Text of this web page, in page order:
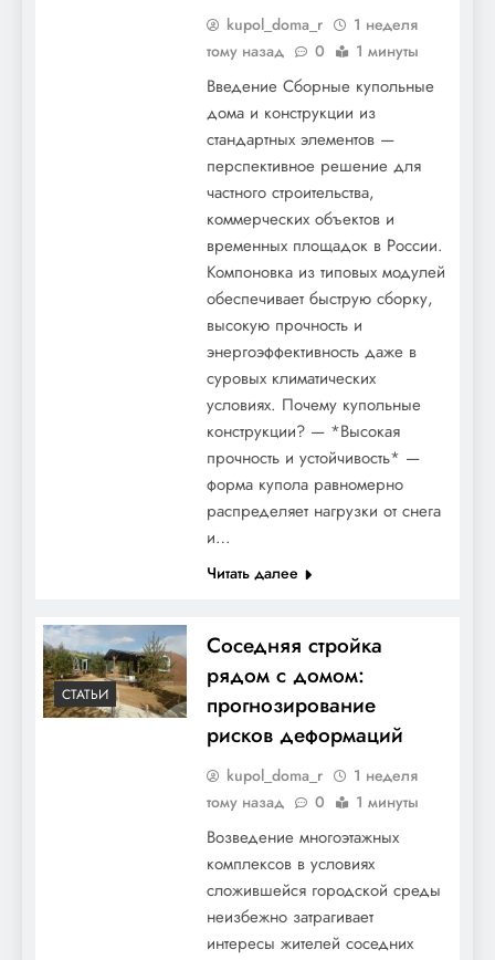
kupol_doma_r
1 неделя
тому назад
0 1 минуты
Введение Сборные купольные
дома и конструкции из
стандартных элементов —
перспективное решение для
частного строительства,
коммерческих объектов и
временных площадок в России.
Компоновка из типовых модулей
обеспечивает быструю сборку,
высокую прочность и
энергоэффективность даже в
суровых климатических
условиях. Почему купольные
конструкции? — *Высокая
прочность и устойчивость* —
форма купола равномерно
распределяет нагрузки от снега
и…
Читать далее
СТАТЬИ
Соседняя стройка
рядом с домом:
прогнозирование
рисков деформаций
kupol_doma_r
1 неделя
тому назад
0 1 минуты
Возведение многоэтажных
комплексов в условиях
сложившейся городской среды
неизбежно затрагивает
интересы жителей соседних